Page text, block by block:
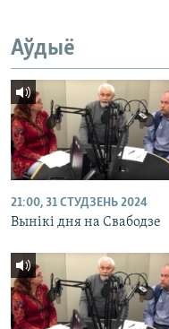
Аўдыё
21:00, 31 СТУДЗЕНЬ 2024
Вынікі дня на Свабодзе